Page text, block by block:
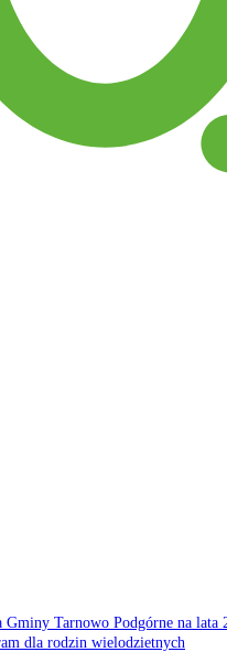
Gminy Tarnowo Podgórne na lata
dla rodzin wielodzietnych